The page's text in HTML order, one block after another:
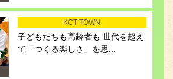
KCT TOWN
子どもたちも高齢者も 世代を超え
て「つくる楽しさ」を思...